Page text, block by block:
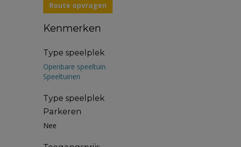
Route opvragen
Kenmerken
Type speelplek
Openbare speeltuin
Speeltuinen
Type speelplek
Parkeren
Nee